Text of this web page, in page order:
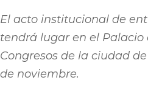
El acto institucional de
tendrá lugar en el Palacio
Congresos de la ciudad
de noviembre.